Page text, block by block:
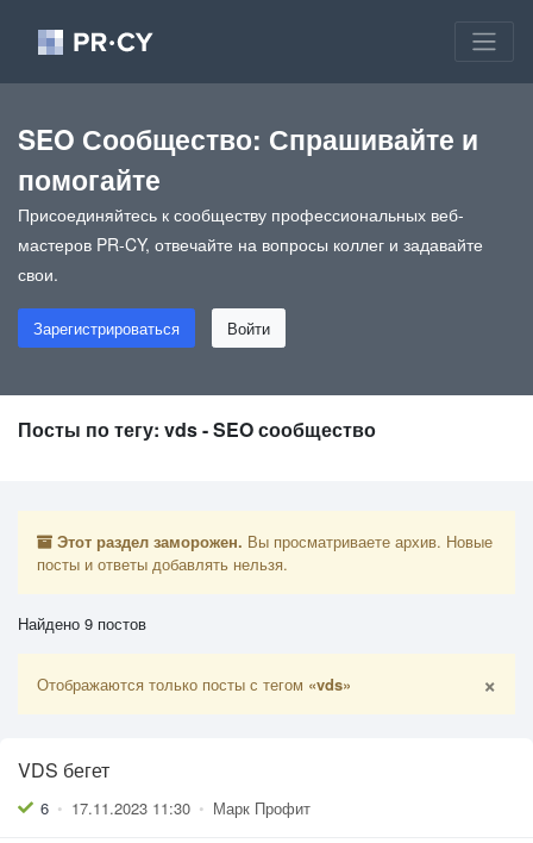
SEO Сообщество: Спрашивайте и
помогайте
Присоединяйтесь к сообществу профессиональных веб-
мастеров PR-CY, отвечайте на вопросы коллег и задавайте
свои.
Зарегистрироваться Войти
Посты по тегу: vds - SEO сообщество
Этот раздел заморожен. Вы просматриваете архив. Новые
посты и ответы добавлять нельзя.
Найдено 9 постов
Отображаются только посты с тегом «vds» ×
VDS бегет
6 • 17.11.2023 11:30 • Марк Профит